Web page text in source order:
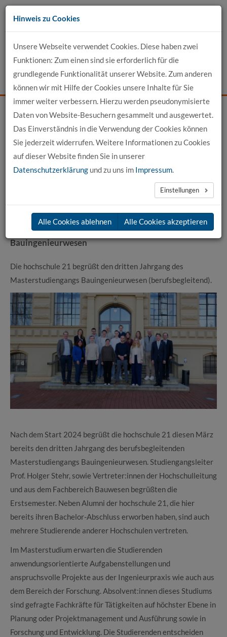
Zum
Inhalt
Events News Login Suche
Kontakt
Startseite News News-Detail
News aus der hochschule 21
18.03.2026
Start des dritten Jahrgangs Master
Bauingenieurwesen
Die hochschule 21 begrüßt den dritten Jahrgang des
Masterstudiengangs Bauingenieurwesen (berufsbegleitend).
Nach dem Start 2024 begrüßt die hochschule 21 diesen März
bereits den dritten Jahrgang des berufsbegleitenden
Masterstudiengangs Bauingenieurwesen. Studiengangsleiter
Prof. Holger Stehr, sowie Vertreter:innen der Hochschulleitung
und aus dem Fachbereich Bauwesen begrüßten die
Erstsemester. Neben Alumni der hochschule 21, die hier
bereits ihren Bachelor-Abschluss erworben haben, sind auch
mehrere Studierende anderer Hochschulen vertreten.
Im Masterstudium erwarten die Studierenden
anwendungsorientierte Aufgabenstellungen und
anspruchsvolle Projekte aus der Ingenieurpraxis wie auch aus
dem Bereich der Forschung. Absolvent:innen dieses Studiums
sind gefragte Fachkräfte für Tätigkeiten auf höchster Ebene in
Planung oder Projektmanagement und Ausführung sowie in
Forschung und Entwicklung. Die Studierenden entscheiden
Hinweis zu Cookies
Unsere Webseite verwendet Cookies. Diese haben zwei
Funktionen: Zum einen sind sie erforderlich für die
grundlegende Funktionalität unserer Website. Zum anderen
können wir mit Hilfe der Cookies unsere Inhalte für Sie
immer weiter verbessern. Hierzu werden pseudonymisierte
Daten von Website-Besuchern gesammelt und ausgewertet.
Das Einverständnis in die Verwendung der Cookies können
Sie jederzeit widerrufen. Weitere Informationen zu Cookies
auf dieser Website finden Sie in unserer
Datenschutzerklärung und zu uns im Impressum.
Einstellungen
Alle Cookies ablehnen Alle Cookies akzeptieren